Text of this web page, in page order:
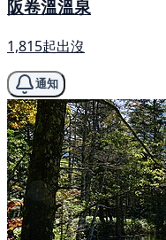
阪卷溫溫泉
1,815起出沒
通知